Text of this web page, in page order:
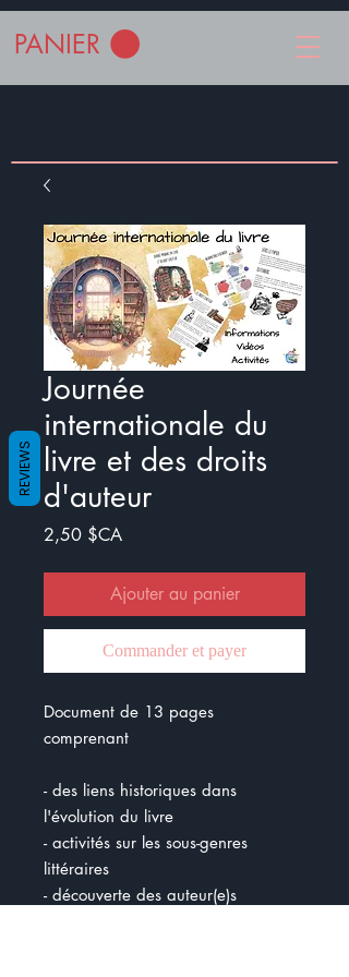
PANIER
Journée
internationale du
livre et des droits
d'auteur
2,50 $CAPrix
Ajouter au panier
Commander et payer
Document de 13 pages
comprenant
- des liens historiques dans
l'évolution du livre
- activités sur les sous-genres
littéraires
- découverte des auteur(e)s
REVIEWS